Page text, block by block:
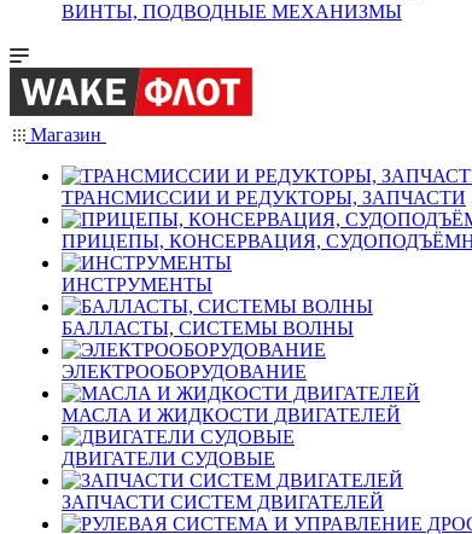
ВИНТЫ, ПОДВОДНЫЕ МЕХАНИЗМЫ
Магазин
ТРАНСМИССИИ И РЕДУКТОРЫ, ЗАПЧАСТИ
ПРИЦЕПЫ, КОНСЕРВАЦИЯ,
ИНСТРУМЕНТЫ
БАЛЛАСТЫ, СИСТЕМЫ ВОЛНЫ
ЭЛЕКТРООБОРУДОВАНИЕ
МАСЛА И ЖИДКОСТИ ДВИГАТЕЛЕЙ
ДВИГАТЕЛИ СУДОВЫЕ
ЗАПЧАСТИ СИСТЕМ ДВИГАТЕЛЕЙ